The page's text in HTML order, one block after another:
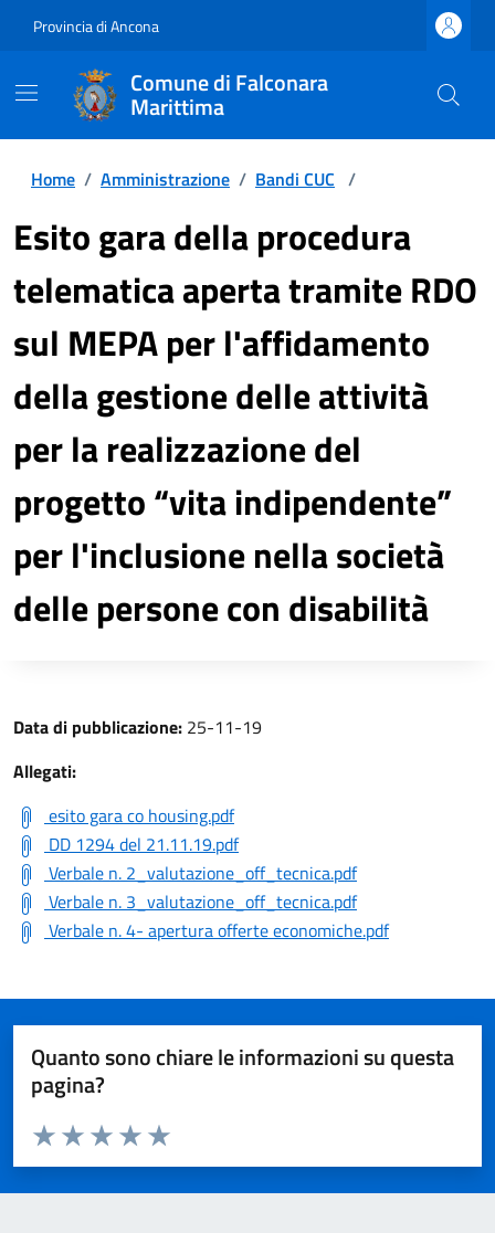
Provincia di Ancona
Comune di Falconara
Marittima
Home / Amministrazione / Bandi CUC /
Esito gara della procedura
telematica aperta tramite RDO
sul MEPA per l'affidamento
della gestione delle attività
per la realizzazione del
progetto “vita indipendente”
per l'inclusione nella società
delle persone con disabilità
Data di pubblicazione: 25-11-19
Allegati:
esito gara co housing.pdf
DD 1294 del 21.11.19.pdf
Verbale n. 2_valutazione_off_tecnica.pdf
Verbale n. 3_valutazione_off_tecnica.pdf
Verbale n. 4- apertura offerte economiche.pdf
Quanto sono chiare le informazioni su questa
pagina?
Valuta da 1 a 5 stelle la pagina
Valuta 5 stelle su 5
Valuta 4 stelle su 5
Valuta 3 stelle su 5
Valuta 2 stelle su 5
Valuta 1 stelle su 5